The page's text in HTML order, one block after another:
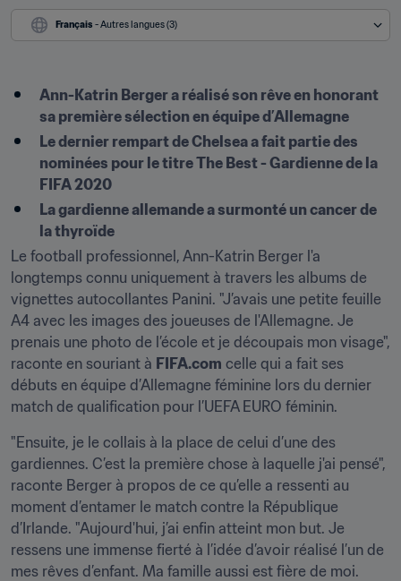
Français - Autres langues (3)
Ann-Katrin Berger a réalisé son rêve en honorant
sa première sélection en équipe d’Allemagne
Le dernier rempart de Chelsea a fait partie des
nominées pour le titre The Best - Gardienne de la
FIFA 2020
La gardienne allemande a surmonté un cancer de
la thyroïde
Le football professionnel, Ann-Katrin Berger l'a
longtemps connu uniquement à travers les albums de
vignettes autocollantes Panini. "J’avais une petite feuille
A4 avec les images des joueuses de l'Allemagne. Je
prenais une photo de l’école et je découpais mon visage",
raconte en souriant à FIFA.com celle qui a fait ses
débuts en équipe d’Allemagne féminine lors du dernier
match de qualification pour l’UEFA EURO féminin.
"Ensuite, je le collais à la place de celui d’une des
gardiennes. C’est la première chose à laquelle j'ai pensé",
raconte Berger à propos de ce qu’elle a ressenti au
moment d’entamer le match contre la République
d’Irlande. "Aujourd'hui, j’ai enfin atteint mon but. Je
ressens une immense fierté à l’idée d’avoir réalisé l’un de
mes rêves d’enfant. Ma famille aussi est fière de moi.